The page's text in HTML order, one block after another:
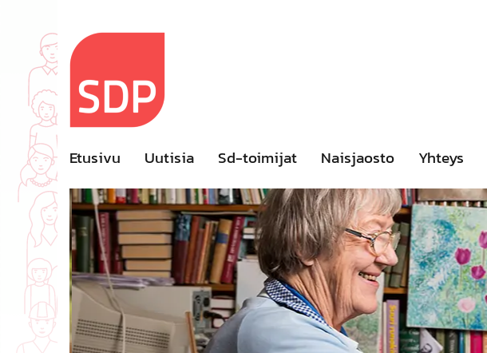
content
Etusivu Uutisia Sd-toimijat Naisjaosto Yhteys